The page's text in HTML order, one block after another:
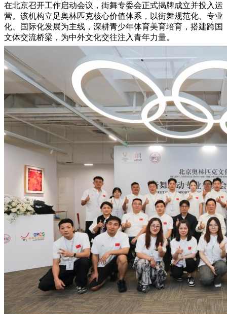
在北京召开工作启动会议，街舞专委会正式揭牌成立并投入运
营。该机构立足奥林匹克核心价值体系，以街舞规范化、专业
化、国际化发展为主线，深耕青少年体育美育培育，搭建跨国
文体交流桥梁，为中外文化交往注入青年力量。